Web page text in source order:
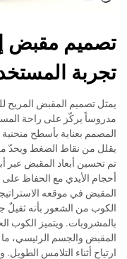
تصميم مقبض
تجربة
يمثل تصميم المقبض المريح
مدروساً يركّز على راحة
المصمم بعناية بأسطح
يقلل من نقاط الضغط ويحدّ من
تم تحسين أبعاد المقبض عبر
أحجام الأيدي مع الحفاظ
المقبض في موقعه
الكوب من الشعور بأنه ثقيلٌ
بالمشروبات. ويتميز الكوب
المقبض والجسم الرئيسي،
ارتياح أثناء التلامس الطويل.